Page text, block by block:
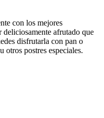
con los mejores
deliciosamente afrutado que
disfrutarla con pan o
otros postres especiales.